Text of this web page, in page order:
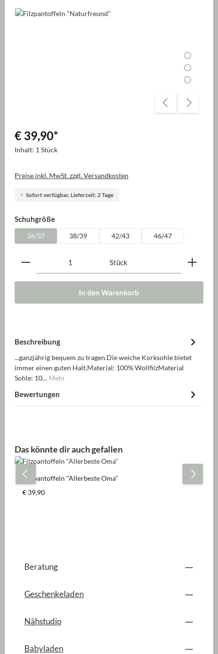
Bildergalerie überspringen
€ 39,90*
Inhalt: 1 Stück
Preise inkl. MwSt. zzgl. Versandkosten
Sofort verfügbar, Lieferzeit: 2 Tage
Schuhgrößeauswählen
36/37 38/39 42/43 46/47
Produkt Anzahl: Gib den gewünschten Wert ein
Stück
In den Warenkorb
Beschreibung
...ganzjährig bequem zu tragen.Die weiche Korksohle bietet
immer einen guten Halt.Material: 100% WollfilzMaterial
Sohle: 10… Mehr
Bewertungen
Produktgalerie überspringen
Das könnte dir auch gefallen
Filzpantoffeln "Allerbeste Oma"
Regulärer Preis:
€ 39,90
Beratung
Geschenkeladen
Nähstudio
Babyladen